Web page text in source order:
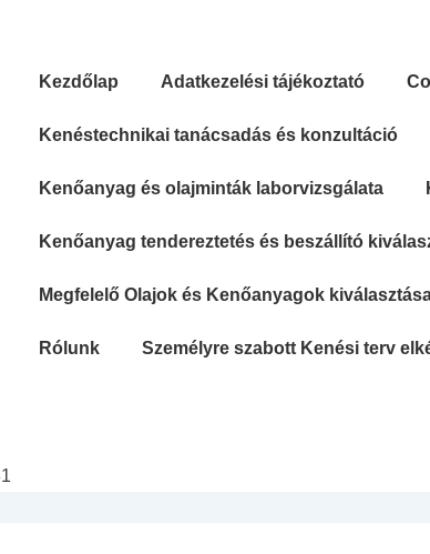
Kezdőlap Adatkezelési tájékoztató
Kenéstechnikai tanácsadás és konzultáció
Kenőanyag és olajminták laborvizsgálata
Kenőanyag tendereztetés és beszállító
Megfelelő Olajok és Kenőanyagok
Rólunk Személyre szabott Kenési terv